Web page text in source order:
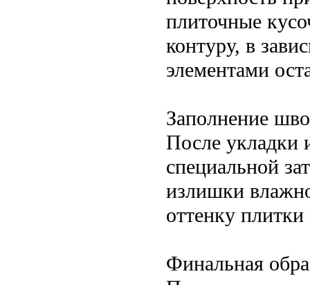
плиточные
контуру, в
элементами
Заполнение
После укладки
специальной
излишки
оттенку
Финальная